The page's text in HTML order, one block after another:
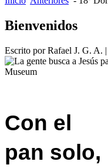
Bienvenidos
Escrito por Rafael J. G. A. |
Con el
pan solo,